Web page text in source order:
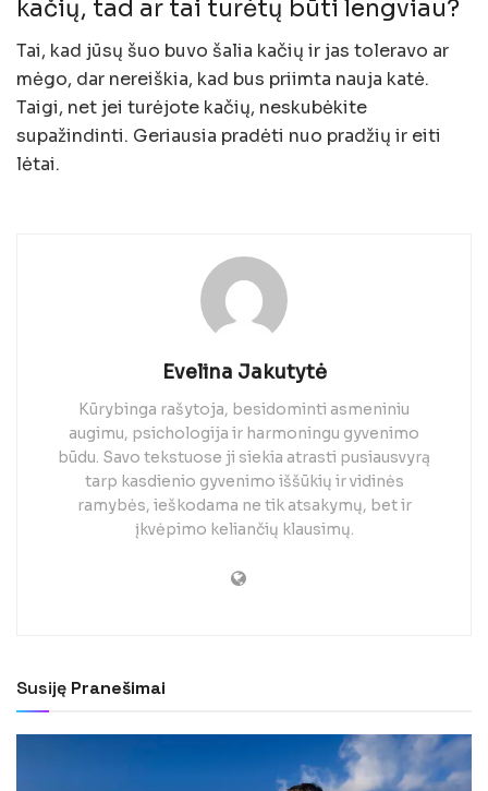
kačių, tad ar tai turėtų būti lengviau?
Tai, kad jūsų šuo buvo šalia kačių ir jas toleravo ar
mėgo, dar nereiškia, kad bus priimta nauja katė.
Taigi, net jei turėjote kačių, neskubėkite
supažindinti. Geriausia pradėti nuo pradžių ir eiti
lėtai.
Evelina Jakutytė
Kūrybinga rašytoja, besidominti asmeniniu
augimu, psichologija ir harmoningu gyvenimo
būdu. Savo tekstuose ji siekia atrasti pusiausvyrą
tarp kasdienio gyvenimo iššūkių ir vidinės
ramybės, ieškodama ne tik atsakymų, bet ir
įkvėpimo keliančių klausimų.
Susiję Pranešimai